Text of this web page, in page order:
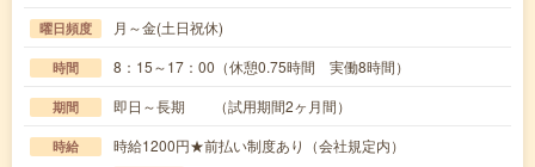
曜日頻度 月～金(土日祝休)
時間 8：15～17：00（休憩0.75時間 実働8時間）
期間 即日～長期 （試用期間2ヶ月間）
時給 時給1200円★前払い制度あり（会社規定内）